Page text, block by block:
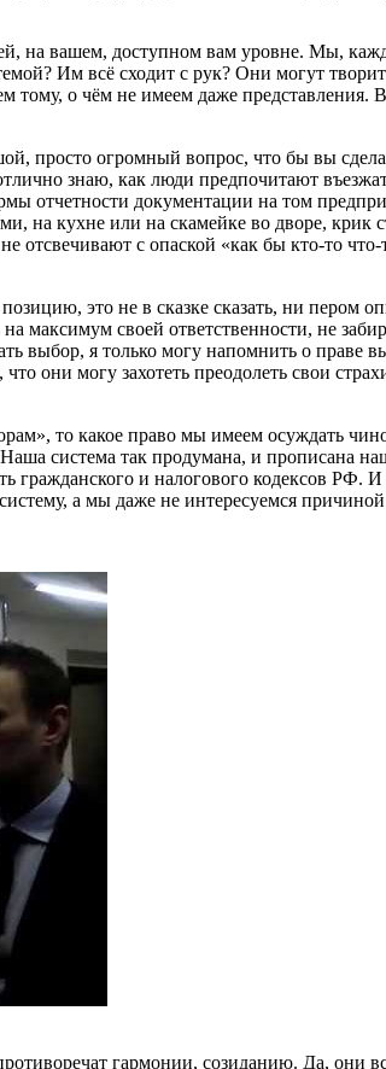
на вашем, доступном вам уровне. Мы,
Им всё сходит с рук? Они могут
тому, о чём не имеем даже представления.
просто огромный вопрос, что бы вы
знаю, как люди предпочитают
отчетности документации на том
на кухне или на скамейке во дворе, крик
отсвечивают с опаской «как бы кто-то
это не в сказке сказать, ни пером
на максимум своей ответственности, не
выбор, я только могу напомнить о праве
они могу захотеть преодолеть свои
то какое право мы имеем осуждать
система так продумана, и прописана
гражданского и налогового кодексов РФ.
а мы даже не интересуемся
гармонии, созиданию. Да, они